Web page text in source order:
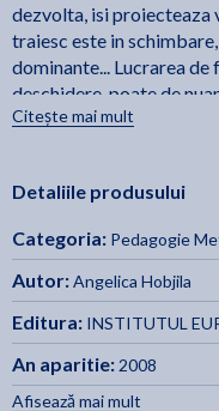
dezvolta, isi proiecteaza
traiesc este in
dominante... Lucrarea
deschidere, poate de
viitorilor/actualilor
„Desenul meu nu infatisa
mistuia un elefant. Am
pentru ca astfel sa poata
intotdeauna nevoie de
singuri nimic, niciodata,
intruna lamuriri peste
Citește mai mult
Detaliile produsului
Categoria: Pedagogie
Autor:Angelica Hobjila
Editura: INSTITUTUL
An aparitie: 2008
Afisează mai mult